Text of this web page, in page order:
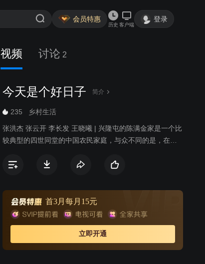
会员特惠
历史 客户端
登录
视频 讨论 2
今天是个好日子 简介
235 乡村生活
张洪杰 张云开 李长发 王晓曦 | 兴隆屯的陈满金家是一个比
较典型的四世同堂的中国农民家庭，与众不同的是，在这
过他们的所想所思、所作所为，演出了一幕幕感人肺腑、
悄悄地发生着变化。在兴隆屯村主任的换届选举中，共产
党员、老村主任陈满金仅以一票之差落选了。令他不平衡
的是被选上的新村主任竟然是他的儿子——年轻的共产党
员陈大龙；而更出乎他意料的是，那使他落选的关键一
票，居然是自己的父亲——老党员陈六爷将选票投给了孙
首3月每月15元
立即开通